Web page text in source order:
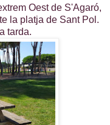
Oest de S'Agaró,
la platja de Sant Pol.
tarda.